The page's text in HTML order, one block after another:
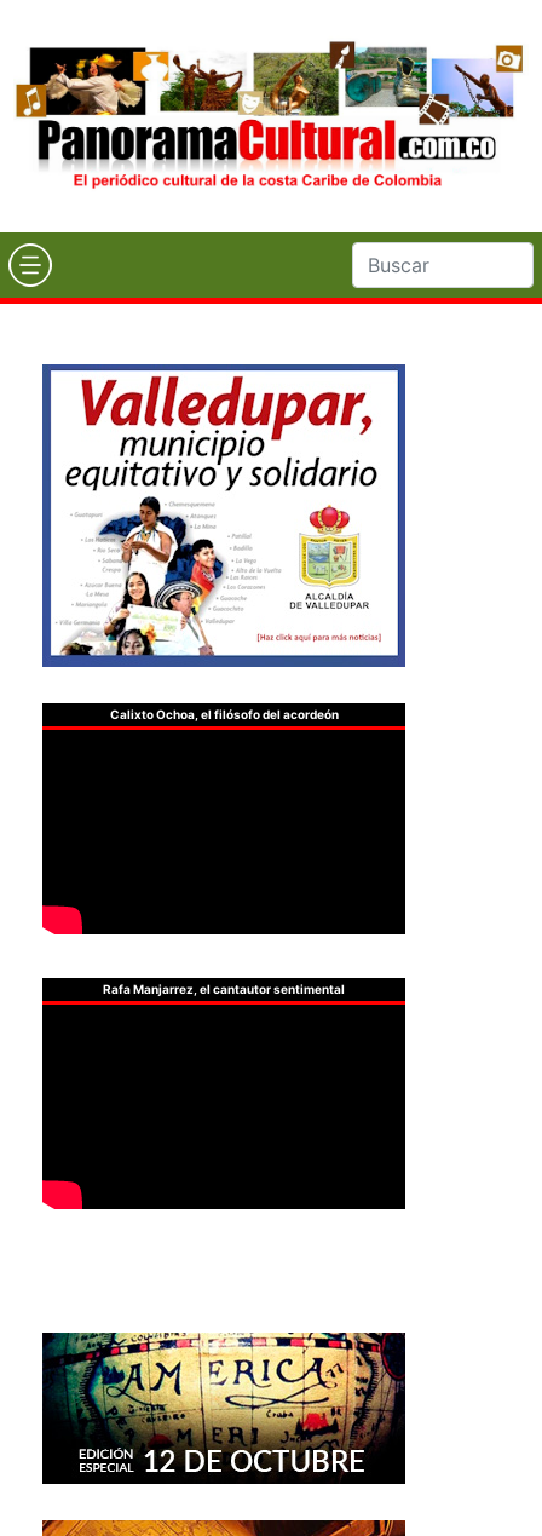
Calixto Ochoa, el filósofo del acordeón
Rafa Manjarrez, el cantautor sentimental